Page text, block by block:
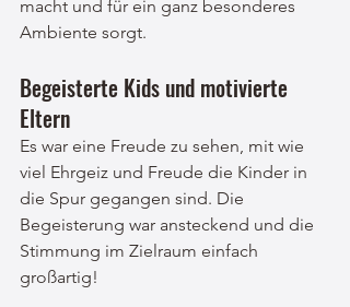
macht und für ein ganz besonderes
Ambiente sorgt.
Begeisterte Kids und motivierte
Eltern
Es war eine Freude zu sehen, mit wie
viel Ehrgeiz und Freude die Kinder in
die Spur gegangen sind. Die
Begeisterung war ansteckend und die
Stimmung im Zielraum einfach
großartig!